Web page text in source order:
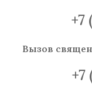
+7
Вызов
+7